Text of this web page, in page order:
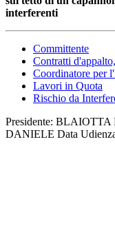
interferenti
Committente
Contratti
Coordinatore per
Lavori in Quota
Rischio da
Presidente:
DANIELE Data